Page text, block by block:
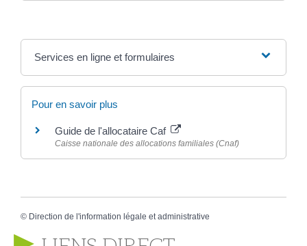
Services en ligne et formulaires
Pour en savoir plus
Guide de l'allocataire Caf
Caisse nationale des allocations familiales (Cnaf)
© Direction de l'information légale et administrative